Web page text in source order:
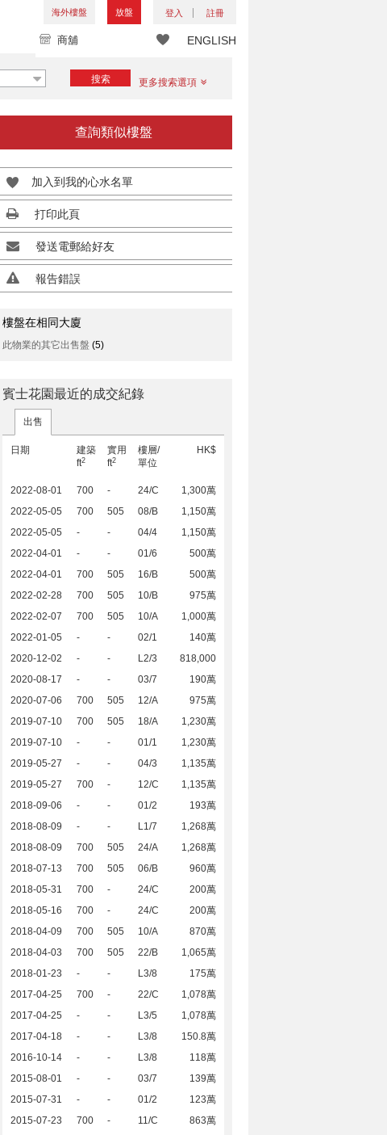
海外樓盤 放盤 登入 註冊
ENGLISH
商舖
搜索 更多搜索選項
查詢類似樓盤
加入到我的心水名單
打印此頁
發送電郵給好友
報告錯誤
樓盤在相同大廈
此物業的其它出售盤 (5)
賓士花園最近的成交紀錄
出售
日期
建築
ft2
實用
ft2
樓層/
單位
HK$
2022-08-01 700 - 24/C
1,300萬
2022-05-05
700 505 08/B
1,150萬
2022-05-05
- - 04/4
1,150萬
2022-04-01
- - 01/6
500萬
2022-04-01
700 505 16/B
500萬
2022-02-28
700 505 10/B
975萬
2022-02-07
700 505 10/A
1,000萬
2022-01-05
- - 02/1
140萬
2020-12-02
- - L2/3
818,000
2020-08-17
- - 03/7
190萬
2020-07-06
700 505 12/A
975萬
2019-07-10
700 505 18/A
1,230萬
2019-07-10
- - 01/1
1,230萬
2019-05-27
- - 04/3
1,135萬
2019-05-27
700 - 12/C
1,135萬
2018-09-06
- - 01/2
193萬
2018-08-09
- - L1/7
1,268萬
2018-08-09
700 505 24/A
1,268萬
2018-07-13
700 505 06/B
960萬
2018-05-31
700 - 24/C
200萬
2018-05-16
700 - 24/C
200萬
2018-04-09
700 505 10/A
870萬
2018-04-03
700 505 22/B
1,065萬
2018-01-23
- - L3/8
175萬
2017-04-25
700 - 22/C
1,078萬
2017-04-25
- - L3/5
1,078萬
2017-04-18
- - L3/8
150.8萬
2016-10-14
- - L3/8
118萬
2015-08-01
- - 03/7
139萬
2015-07-31
- - 01/2
123萬
2015-07-23
700 - 11/C
863萬